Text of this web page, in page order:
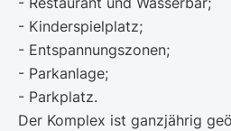
- Kinderspielplatz;
- Entspannungszonen;
- Parkanlage;
- Parkplatz.
Der Komplex ist ganzjährig